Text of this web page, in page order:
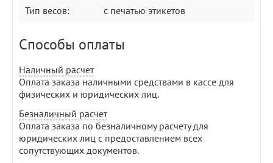
Тип весов: с печатью этикетов
Способы оплаты
Наличный расчет
Оплата заказа наличными средствами в кассе для
физических и юридических лиц.
Безналичный расчет
Оплата заказа по безналичному расчету для
юридических лиц с предоставлением всех
сопутствующих документов.